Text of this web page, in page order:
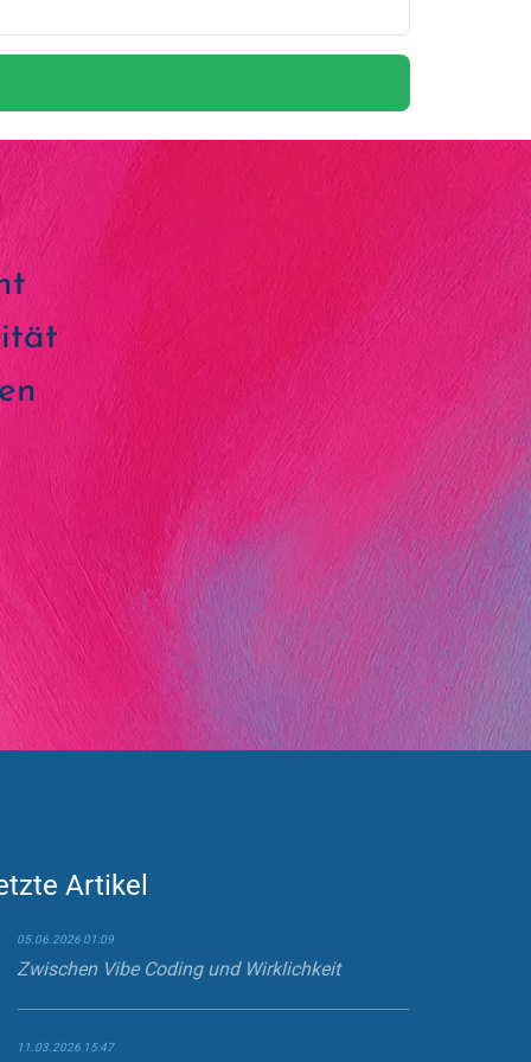
Artikel
05.06.2026 01:09
Zwischen Vibe Coding und Wirklichkeit
11.03.2026 15:47